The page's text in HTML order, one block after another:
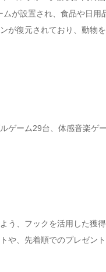
が設置され、食品や日用
が復元されており、動物
ーム29台、体感音楽ゲー
う、フックを活用した獲
、先着順でのプレゼント